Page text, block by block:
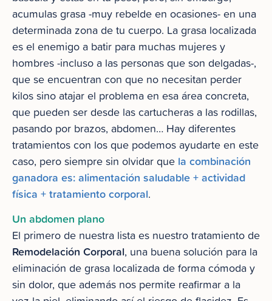
acumulas grasa -muy rebelde en ocasiones- en una
determinada zona de tu cuerpo. La grasa localizada
es el enemigo a batir para muchas mujeres y
hombres -incluso a las personas que son delgadas-,
que se encuentran con que no necesitan perder
kilos sino atajar el problema en esa área concreta,
que pueden ser desde las cartucheras a las rodillas,
pasando por brazos, abdomen… Hay diferentes
tratamientos con los que podemos ayudarte en este
caso, pero siempre sin olvidar que la combinación
ganadora es: alimentación saludable + actividad
física + tratamiento corporal.
Un abdomen plano
El primero de nuestra lista es nuestro tratamiento de
Remodelación Corporal, una buena solución para la
eliminación de grasa localizada de forma cómoda y
sin dolor, que además nos permite reafirmar a la